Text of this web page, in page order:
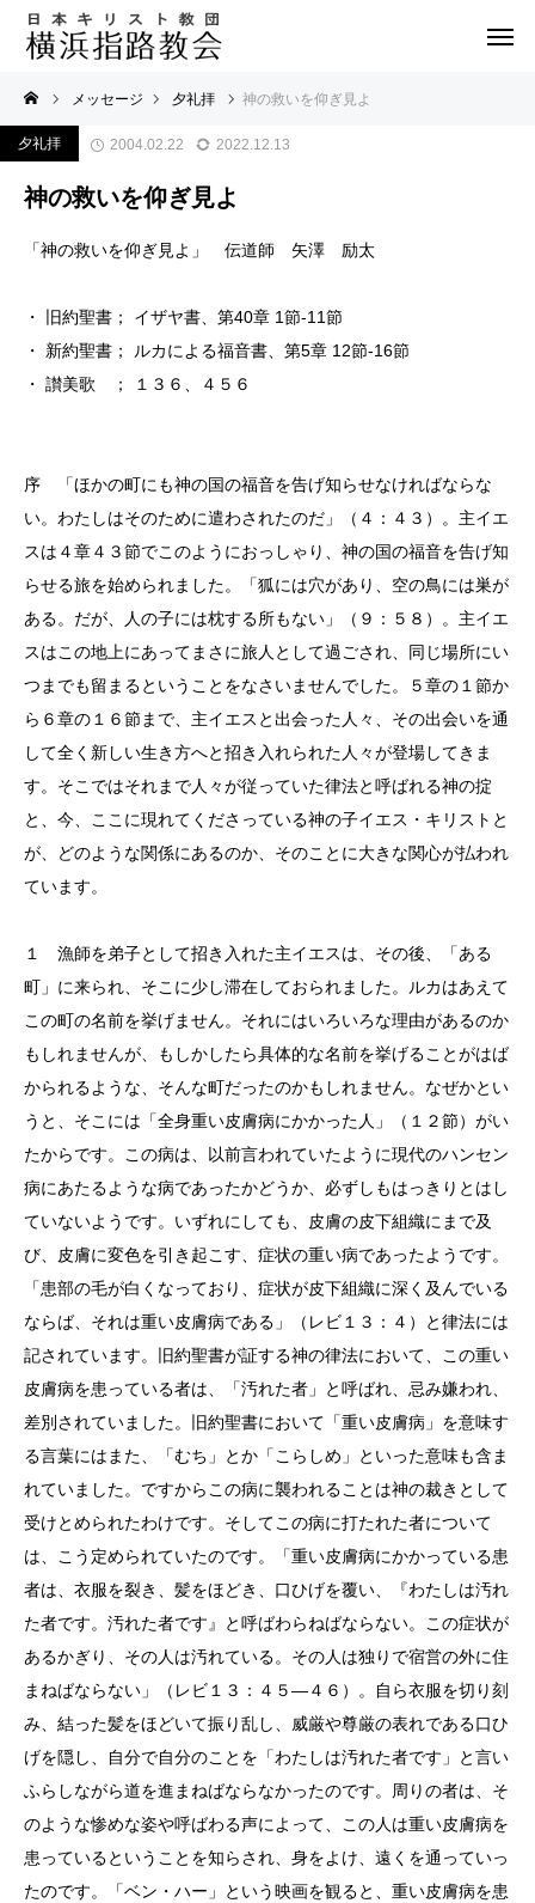
メッセージ 夕礼拝 神の救いを仰ぎ見よ
夕礼拝 2004.02.22 2022.12.13
神の救いを仰ぎ見よ
「神の救いを仰ぎ見よ」 伝道師 矢澤 励太
・ 旧約聖書； イザヤ書、第40章 1節-11節
・ 新約聖書； ルカによる福音書、第5章 12節-16節
・ 讃美歌 ； １３６、４５６
序 「ほかの町にも神の国の福音を告げ知らせなければならな
い。わたしはそのために遣わされたのだ」（４：４３）。主イエ
スは４章４３節でこのようにおっしゃり、神の国の福音を告げ知
らせる旅を始められました。「狐には穴があり、空の鳥には巣が
ある。だが、人の子には枕する所もない」（９：５８）。主イエ
スはこの地上にあってまさに旅人として過ごされ、同じ場所にい
つまでも留まるということをなさいませんでした。５章の１節か
ら６章の１６節まで、主イエスと出会った人々、その出会いを通
して全く新しい生き方へと招き入れられた人々が登場してきま
す。そこではそれまで人々が従っていた律法と呼ばれる神の掟
と、今、ここに現れてくださっている神の子イエス・キリストと
が、どのような関係にあるのか、そのことに大きな関心が払われ
ています。
１ 漁師を弟子として招き入れた主イエスは、その後、「ある
町」に来られ、そこに少し滞在しておられました。ルカはあえて
この町の名前を挙げません。それにはいろいろな理由があるのか
もしれませんが、もしかしたら具体的な名前を挙げることがはば
かられるような、そんな町だったのかもしれません。なぜかとい
うと、そこには「全身重い皮膚病にかかった人」（１２節）がい
たからです。この病は、以前言われていたように現代のハンセン
病にあたるような病であったかどうか、必ずしもはっきりとはし
ていないようです。いずれにしても、皮膚の皮下組織にまで及
び、皮膚に変色を引き起こす、症状の重い病であったようです。
「患部の毛が白くなっており、症状が皮下組織に深く及んでいる
ならば、それは重い皮膚病である」（レビ１３：４）と律法には
記されています。旧約聖書が証する神の律法において、この重い
皮膚病を患っている者は、「汚れた者」と呼ばれ、忌み嫌われ、
差別されていました。旧約聖書において「重い皮膚病」を意味す
る言葉にはまた、「むち」とか「こらしめ」といった意味も含ま
れていました。ですからこの病に襲われることは神の裁きとして
受けとめられたわけです。そしてこの病に打たれた者について
は、こう定められていたのです。「重い皮膚病にかかっている患
者は、衣服を裂き、髪をほどき、口ひげを覆い、『わたしは汚れ
た者です。汚れた者です』と呼ばわらねばならない。この症状が
あるかぎり、その人は汚れている。その人は独りで宿営の外に住
まねばならない」（レビ１３：４５―４６）。自ら衣服を切り刻
み、結った髪をほどいて振り乱し、威厳や尊厳の表れである口ひ
げを隠し、自分で自分のことを「わたしは汚れた者です」と言い
ふらしながら道を進まねばならなかったのです。周りの者は、そ
のような惨めな姿や呼ばわる声によって、この人は重い皮膚病を
患っているということを知らされ、身をよけ、遠くを通っていっ
たのです。「ベン・ハー」という映画を観ると、重い皮膚病を患